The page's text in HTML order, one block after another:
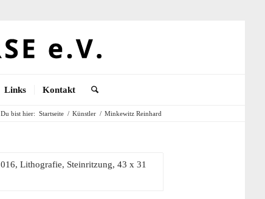
Links Kontakt
Du bist hier: Startseite / Künstler / Minkewitz Reinhard